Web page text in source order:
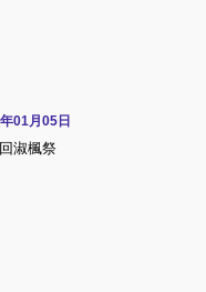
淑楓祭
01月05日